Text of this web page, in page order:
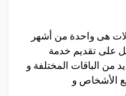
هى واحدة من أشهر
على تقديم خدمة
من الباقات المختلفة و
الأشخاص و